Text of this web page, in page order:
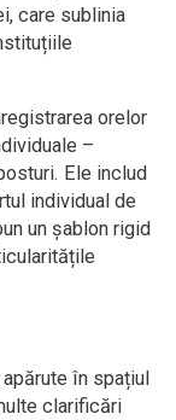
care sublinia
orelor
–
Ele includ
individual de
un șablon rigid
în spațiul
clarificări